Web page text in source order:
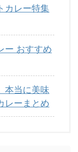
カレー特集
ー おすすめ
本当に美味
レーまとめ